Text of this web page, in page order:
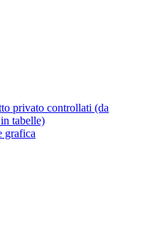
privato controllati (da
tabelle)
grafica